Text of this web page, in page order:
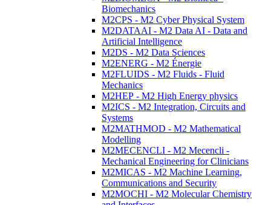
Biomechanics
M2CPS - M2 Cyber Physical System
M2DATAAI - M2 Data AI - Data and
Artificial Intelligence
M2DS - M2 Data Sciences
M2ENERG - M2 Énergie
M2FLUIDS - M2 Fluids - Fluid
Mechanics
M2HEP - M2 High Energy physics
M2ICS - M2 Integration, Circuits and
Systems
M2MATHMOD - M2 Mathematical
Modelling
M2MECENCLI - M2 Mecencli -
Mechanical Engineering for Clinicians
M2MICAS - M2 Machine Learning,
Communications and Security
M2MOCHI - M2 Molecular Chemistry